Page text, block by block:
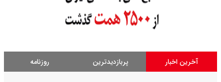
آخرین اخبار پربازدیدترین روزنامه